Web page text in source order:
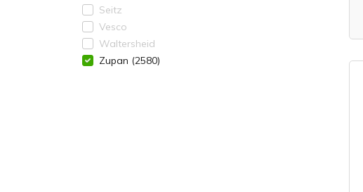
Seitz
Vesco
Waltersheid
Zupan (2580)